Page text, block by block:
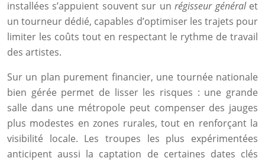
installées s’appuient souvent sur unrégisseur généralet
un tourneur dédié, capables d’optimiser les trajets pour
limiter les coûts tout en respectant le rythme de travail
des artistes.
Sur un plan purement financier, une tournée nationale
bien gérée permet de lisser les risques : une grande
salle dans une métropole peut compenser des jauges
plus modestes en zones rurales, tout en renforçant la
visibilité locale. Les troupes les plus expérimentées
anticipent aussi la captation de certaines dates clés